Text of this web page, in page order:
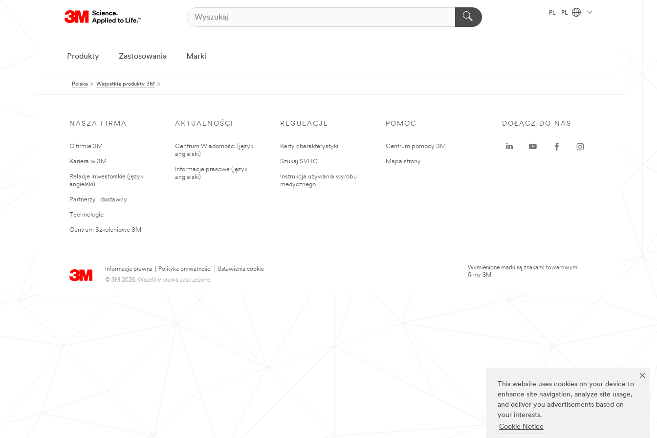
This website uses cookies on your device to
enhance site navigation, analyze site usage,
and deliver you advertisements based on
your interests.
Cookie Notice
PL - PL
Produkty Zastosowania Marki
Polska Wszystkie produkty 3M
NASZA FIRMA
O firmie 3M
Kariera w 3M
Relacje inwestorskie (język
angielski)
Partnerzy i dostawcy
Technologie
Centrum Szkoleniowe 3M
AKTUALNOŚCI
Centrum Wiadomości (język
angielski)
Informacje prasowe (język
angielski)
REGULACJE
Karty charakterystyki
Szukaj SVHC
Instrukcja używania wyrobu
medycznego
POMOC
Centrum pomocy 3M
Mapa strony
Informacja prawna Polityka prywatności
Ustawienia cookie
© 3M 2026. Wszelkie prawa zastrzeżone.
DOŁĄCZ DO NAS
Wymienione marki są znakami towarowymi
firmy 3M.